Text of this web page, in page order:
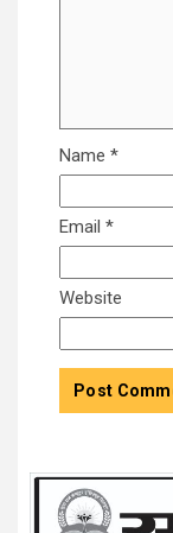
Name *
Email *
Website